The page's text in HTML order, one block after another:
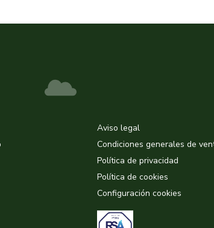
Aviso legal
Condiciones generales de
Política de privacidad
Política de cookies
Configuración cookies